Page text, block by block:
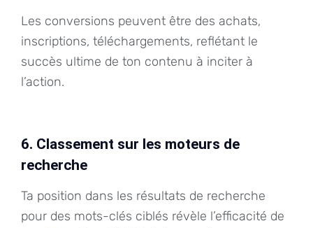
Les conversions peuvent être des achats,
inscriptions, téléchargements, reflétant le
succès ultime de ton contenu à inciter à
l’action.
6. Classement sur les moteurs de
recherche
Ta position dans les résultats de recherche
pour des mots-clés ciblés révèle l’efficacité de